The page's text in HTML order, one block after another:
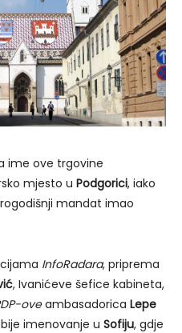
ime ove trgovine
mjesto u Podgorici, iako
mandat imao
InfoRadara, priprema
, Ivanićeve šefice kabineta,
oveambasadorica Lepe
imenovanje u Sofiju, gdje